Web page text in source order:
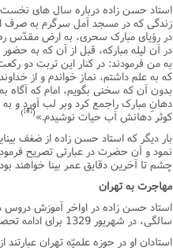
استاد حسن زاده درباره سال هاى
زندگى که در مسجد آمل سرگرم به صرف
در رؤیاى مبارک سحرى، به ارض مقدّس
در آن لیله مبارکه، قبل از آن که به
به من فرمودند: در کنار این تربت دو
که به علم داشتم، نماز خواندم و از
بدون آن که سخنى بگویم، امام که آگاه
دهانِ مبارک راجمع کرد وبر لب آورد و
کوثر دهانش آب حیات نوشیدم.»(
[8]
)
بار دیگر که استاد حسن زاده از ضغف
نمود و آن حضرت در عبارتى تصریح
چشم تا آخرین دقایق عمر بینا خواهند
مهاجرت به تهران
سالگى، در شهریور 1329 براى ادامه تحصیل، به تهران رفت.
استادان او در حوزه علمیّه تهران عبارتند